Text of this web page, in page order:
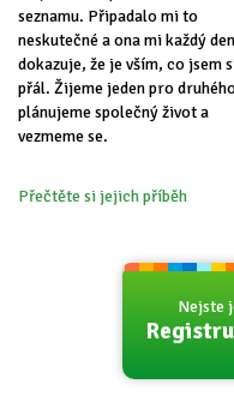
seznamu. Připadalo mi to
neskutečné a ona mi každý den
dokazuje, že je vším, co jsem
přál. Žijeme jeden pro
plánujeme společný život a
vezmeme se.
Přečtěte si jejich příběh
Nejste